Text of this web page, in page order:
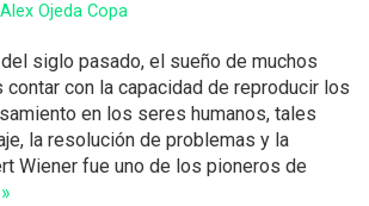
Alex Ojeda Copa
siglo pasado, el sueño de muchos
con la capacidad de reproducir los
en los seres humanos, tales
la resolución de problemas y la
Wiener fue uno de los pioneros de